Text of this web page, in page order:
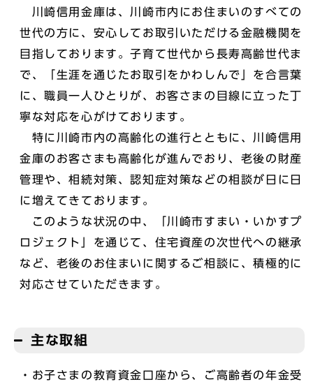
川崎信用金庫は、川崎市内にお住まいのすべての
世代の方に、安心してお取引いただける金融機関を
目指しております。子育て世代から長寿高齢世代ま
で、「生涯を通じたお取引をかわしんで」を合言葉
に、職員一人ひとりが、お客さまの目線に立った丁
寧な対応を心がけております。
特に川崎市内の高齢化の進行とともに、川崎信用
金庫のお客さまも高齢化が進んでおり、老後の財産
管理や、相続対策、認知症対策などの相談が日に日
に増えてきております。
このような状況の中、「川崎市すまい・いかすプ
ロジェクト」を通じて、住宅資産の次世代への継承
など、老後のお住まいに関するご相談に、積極的に
対応させていただきます。
主な取組
・お子さまの教育資金口座から、ご高齢者の年金受